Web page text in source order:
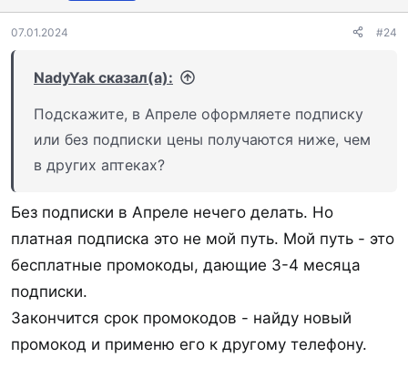
и
:
07.01.2024 #24
NadyYak сказал(а):
Подскажите, в Апреле оформляете подписку
или без подписки цены получаются ниже, чем
в других аптеках?
Без подписки в Апреле нечего делать. Но
платная подписка это не мой путь. Мой путь - это
бесплатные промокоды, дающие 3-4 месяца
подписки.
Закончится срок промокодов - найду новый
промокод и применю его к другому телефону.